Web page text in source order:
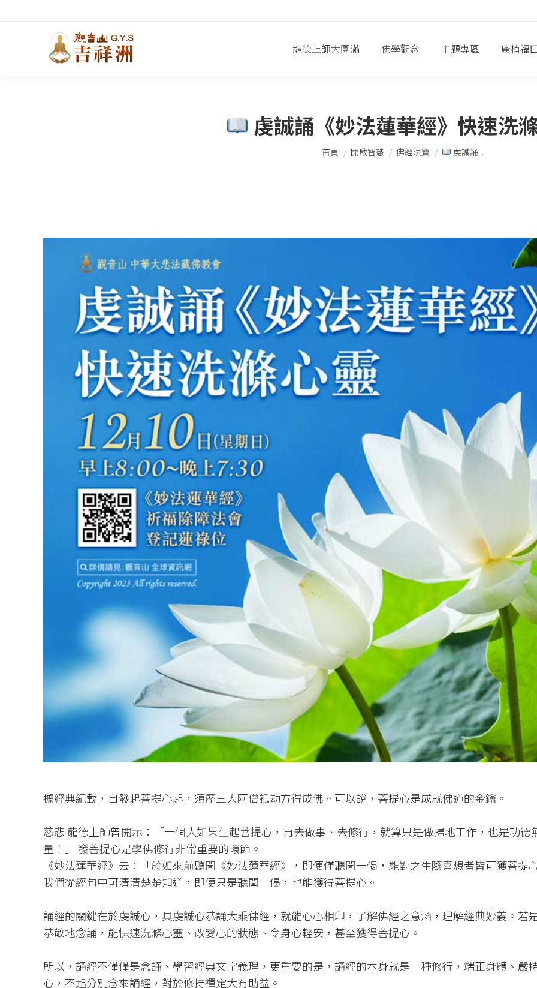
龍德上師大圓滿 佛學觀念 主題專區 廣植福
虔誠誦《妙法蓮華經》快速洗
您在這裡：
首頁 開啟智慧 佛經法寶 虔誠誦...
據經典紀載，自發起菩提心起，須歷三大阿僧祇劫方得成佛。可以說，菩提心是成就佛道的金鑰。
慈悲 龍德上師曾開示：「一個人如果生起菩提心，再去做事、去修行，就算只是做掃地工作，也是功德
量！」 發菩提心是學佛修行非常重要的環節。
《妙法蓮華經》云：「於如來前聽聞《妙法蓮華經》，即便僅聽聞一偈，能對之生隨喜想者皆可獲菩提
我們從經句中可清清楚楚知道，即便只是聽聞一偈，也能獲得菩提心。
誦經的關鍵在於虔誠心，具虔誠心恭誦大乘佛經，就能心心相印，了解佛經之意涵，理解經典妙義。若
恭敬地念誦，能快速洗滌心靈、改變心的狀態、令身心輕安，甚至獲得菩提心。
所以，誦經不僅僅是念誦、學習經典文字義理，更重要的是，誦經的本身就是一種修行，端正身體、嚴
心，不起分別念來誦經，對於修持禪定大有助益。